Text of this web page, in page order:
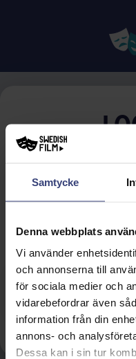
Samtycke
Denna webbplats
Vi använder
och annonserna till
för sociala medier och
vidarebefordrar även
information från din
annons- och
Dessa kan i sin tur
E-POST
Inget